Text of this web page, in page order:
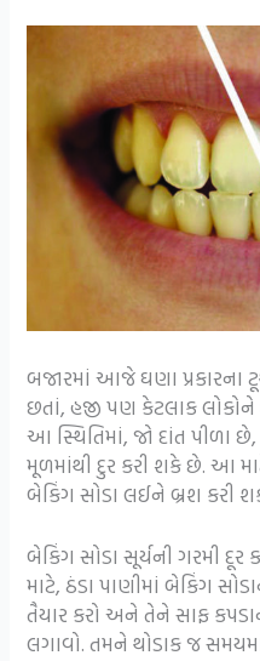
બજારમાં આજે ઘણા પ્રકારના
છતાં, હજી પણ કેટલાક લોકોને
આ સ્થિતિમાં, જો દાંત પીળા
મૂળમાંથી દુર કરી શકે છે. આ
બેકિંગ સોડા લઈને બ્રશ કરી
બેકિંગ સોડા સૂર્યની ગરમી
માટે, ઠંડા પાણીમાં બેકિંગ
તૈયાર કરો અને તેને સાફ
લગાવો. તમને થોડાક જ